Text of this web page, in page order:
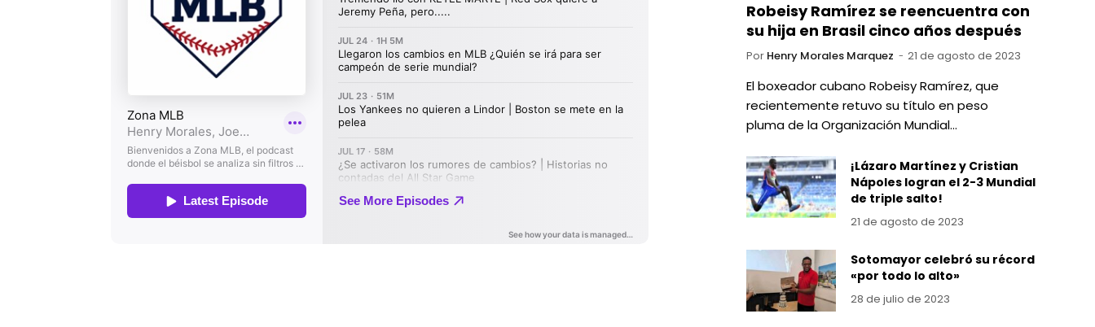
Robeisy Ramírez se reencuentra con
su hija en Brasil cinco años después
Por Henry Morales Marquez 21 de agosto de 2023
El boxeador cubano Robeisy Ramírez, que
recientemente retuvo su título en peso
pluma de la Organización Mundial…
¡Lázaro Martínez y Cristian
Nápoles logran el 2-3 Mundial
de triple salto!
21 de agosto de 2023
Sotomayor celebró su récord
«por todo lo alto»
28 de julio de 2023